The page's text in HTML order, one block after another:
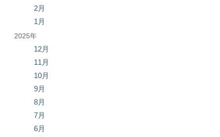
2月
1月
2025年
12月
11月
10月
9月
8月
7月
6月